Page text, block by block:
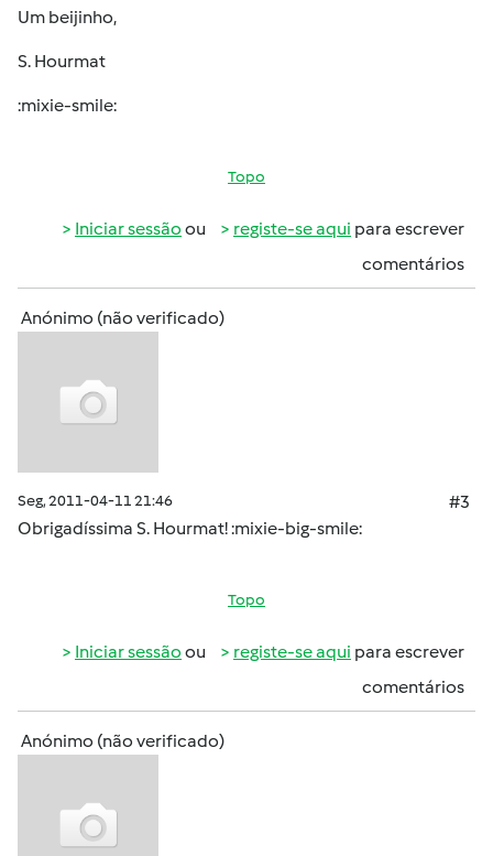
Um beijinho,
S. Hourmat
:mixie-smile:
Topo
Iniciar sessão ou registe-se aqui para escrever
comentários
Anónimo (não verificado)
Seg, 2011-04-11 21:46
#3
Obrigadíssima S. Hourmat! :mixie-big-smile:
Topo
Iniciar sessão ou registe-se aqui para escrever
comentários
Anónimo (não verificado)